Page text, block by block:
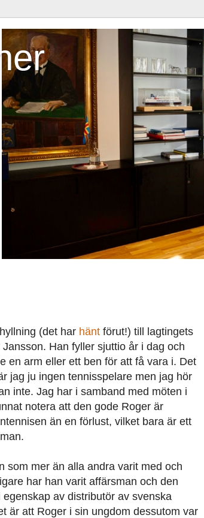
(det har häntförut!) till lagtingets
Han fyller sjuttio år i dag och
en arm eller ett ben för att få vara i. Det
jag ju ingen tennisspelare men jag hör
inte. Jag har i samband med möten i
notera att den gode Roger är
än en förlust, vilket bara är ett
som mer än alla andra varit med och
har han varit affärsman och den
av distributör av svenska
är att Roger i sin ungdom dessutom var